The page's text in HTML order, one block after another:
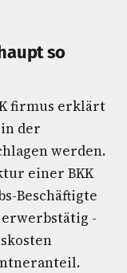
so
firmus erklärt
der
werden.
einer BKK
Beschäftigte
-